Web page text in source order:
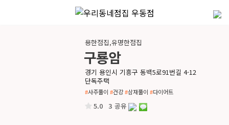
용한점집,유명한점집
구룡암
경기 용인시 기흥구 동백5로91번길 4-12
단독주택
#사주풀이 #건강#삼재풀이 #다이어트
5.0 3 공유